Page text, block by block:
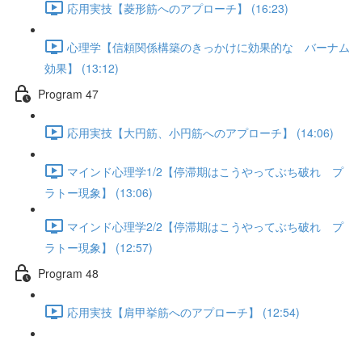
応用実技【菱形筋へのアプローチ】 (16:23)
心理学【信頼関係構築のきっかけに効果的な バーナム
効果】 (13:12)
Program 47
応用実技【大円筋、小円筋へのアプローチ】 (14:06)
マインド心理学1/2【停滞期はこうやってぶち破れ プ
ラトー現象】 (13:06)
マインド心理学2/2【停滞期はこうやってぶち破れ プ
ラトー現象】 (12:57)
Program 48
応用実技【肩甲挙筋へのアプローチ】 (12:54)